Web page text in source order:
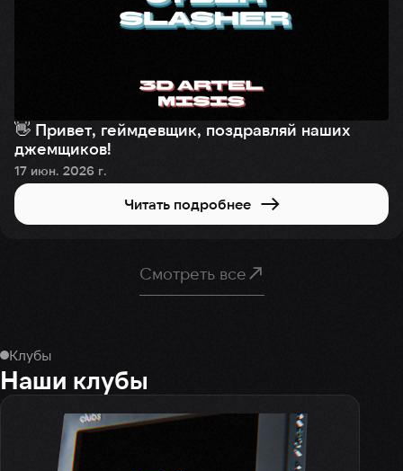
👋 Привет, геймдевщик, поздравляй наших
джемщиков!
17 июн. 2026 г.
Читать подробнее
Смотреть все
Клубы
Наши клубы